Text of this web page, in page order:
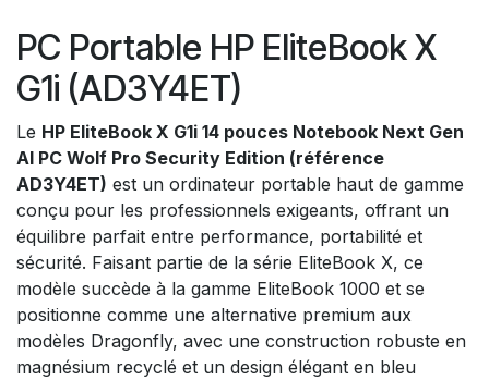
PC Portable HP EliteBook X
G1i (AD3Y4ET)
Le HP EliteBook X G1i 14 pouces Notebook Next Gen
AI PC Wolf Pro Security Edition (référence
AD3Y4ET) est un ordinateur portable haut de gamme
conçu pour les professionnels exigeants, offrant un
équilibre parfait entre performance, portabilité et
sécurité. Faisant partie de la série EliteBook X, ce
modèle succède à la gamme EliteBook 1000 et se
positionne comme une alternative premium aux
modèles Dragonfly, avec une construction robuste en
magnésium recyclé et un design élégant en bleu